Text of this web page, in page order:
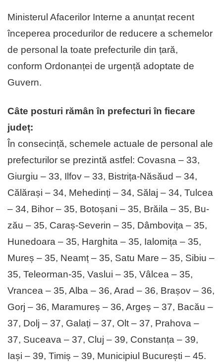
Ministerul Afacerilor Interne a anunțat recent
începerea pro­ce­durilor de reducere a schemelor
de personal la toate prefecturile din țară,
conform Ordonanței de urgență adoptate de
Guvern.
Câte posturi rămân în prefecturi în fiecare
județ:
În consecință, schemele actuale de per­sonal ale
prefecturilor se prezintă astfel: Covasna – 33,
Giurgiu – 33, Ilfov – 33, Bistrița-Năsăud – 34,
Călărași – 34, Mehedinți – 34, Sălaj – 34, Tulcea
– 34, Bihor – 35, Botoșani – 35, Brăila – 35, Bu­
zău – 35, Caraș-Severin – 35, Dâmbovița – 35,
Hunedoara – 35, Harghita – 35, Ialomița – 35,
Mureș – 35, Neamț – 35, Satu Mare – 35, Sibiu –
35, Teleorman-35, Vaslui – 35, Vâlcea – 35,
Vrancea – 35, Alba – 36, Arad – 36, Brașov – 36,
Gorj – 36, Maramureș – 36, Argeș – 37, Bacău –
37, Dolj – 37, Galați – 37, Olt – 37, Pra­hova –
37, Suceava – 37, Cluj – 39, Cons­tanța – 39,
Iași – 39, Timiș – 39, Municipiul București – 45.